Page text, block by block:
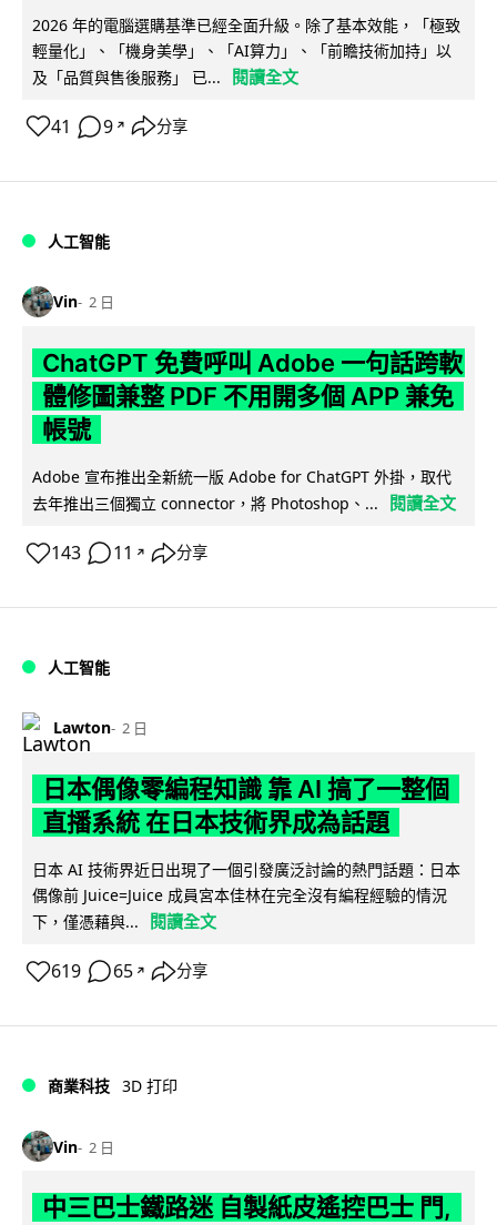
2026 年的電腦選購基準已經全面升級。除了基本效能，「極致
輕量化」、「機身美學」、「AI算力」、「前瞻技術加持」以
及「品質與售後服務」 已...
閱讀全文
41 9 ↗ 分享
人工智能
Vin 2 日
ChatGPT 免費呼叫 Adobe 一句話跨軟
體修圖兼整 PDF 不用開多個 APP 兼免
帳號
Adobe 宣布推出全新統一版 Adobe for ChatGPT 外掛，取代
去年推出三個獨立 connector，將 Photoshop、...
閱讀全文
143 11 ↗ 分享
人工智能
Lawton 2 日
日本偶像零編程知識 靠 AI 搞了一整個
直播系統 在日本技術界成為話題
日本 AI 技術界近日出現了一個引發廣泛討論的熱門話題：日本
偶像前 Juice=Juice 成員宮本佳林在完全沒有編程經驗的情況
下，僅憑藉與...
閱讀全文
619 65 ↗ 分享
商業科技 3D 打印
Vin 2 日
中三巴士鐵路迷 自製紙皮遙控巴士 門,